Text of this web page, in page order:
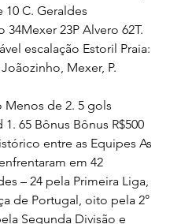
10 C. Geraldes
34Mexer 23P Alvero 62T.
escalação Estoril Praia:
Mexer, P.
Menos de 2. 5 gols
65 Bônus Bônus R$500
entre as Equipes As
em 42
– 24 pela Primeira Liga,
de Portugal, oito pela 2°
Segunda Divisão e